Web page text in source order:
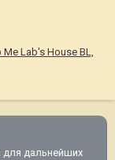
Lab's House BL,
для дальнейших